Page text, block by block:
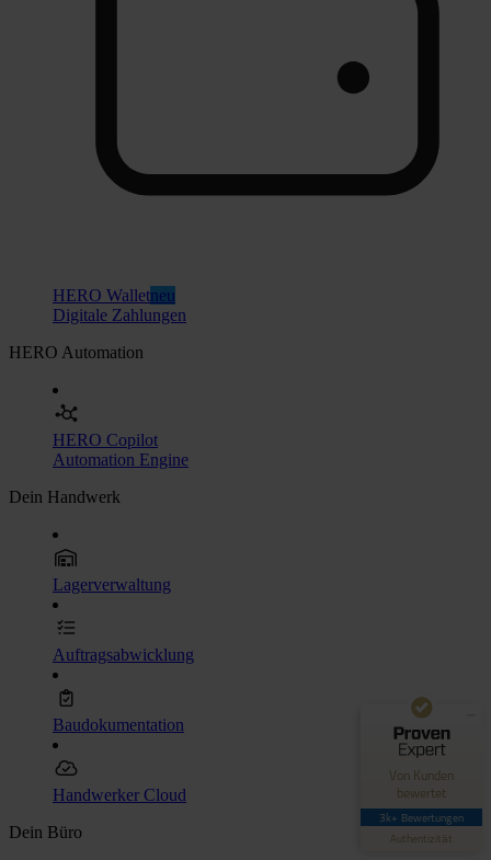
HERO Walletneu
Digitale Zahlungen
HERO Automation
HERO Copilot
Automation Engine
Dein Handwerk
Lagerverwaltung
Auftragsabwicklung
Baudokumentation
Handwerker Cloud
Dein Büro
Von Kunden
bewertet
3k+ Bewertungen
Authentizität
62
Bewertungen auf
ProvenExpert.com
Blick aufs ProvenExpert-Profil werfen